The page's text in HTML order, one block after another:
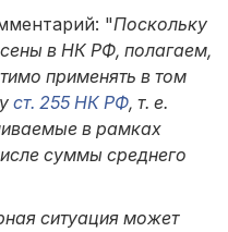
"Поскольку
в НК РФ, полагаем,
применять в том
ст. 255 НК РФ, т. е.
в рамках
суммы среднего
ситуация может